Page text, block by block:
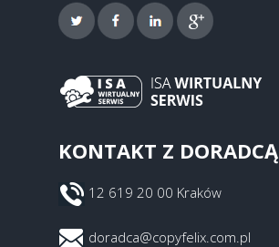
KONTAKT Z DORADCĄ
12 619 20 00 Kraków
doradca@copyfelix.com.pl